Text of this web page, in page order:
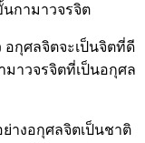
นกามาวจรจิต
อกุศลจิตจะเป็นจิตที่ดี
มาวจรจิตที่เป็นอกุศล
างอกุศลจิตเป็นชาติ